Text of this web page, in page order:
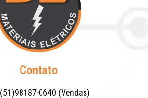
Contato
(51)98187-0640 (Vendas)